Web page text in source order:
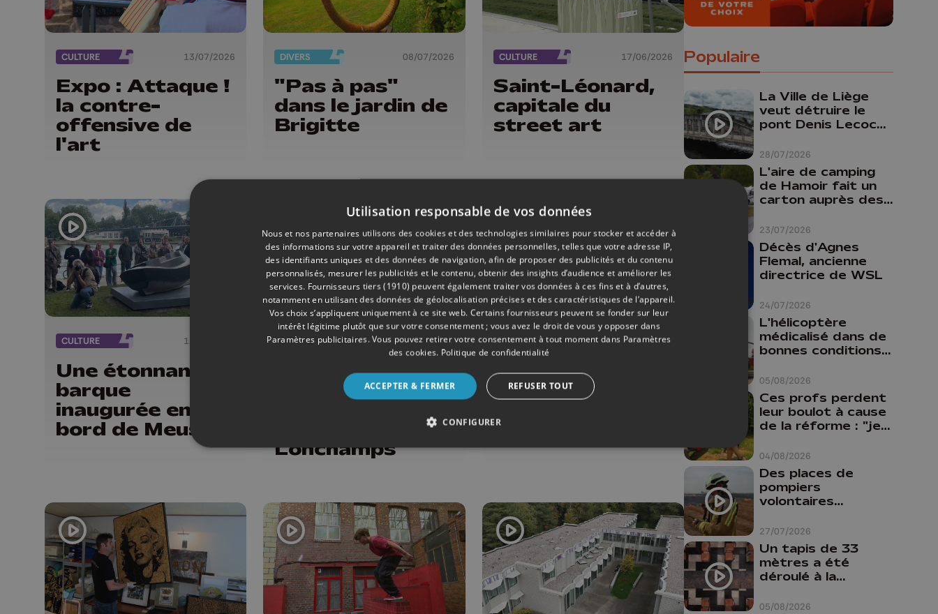
CULTURE 13/07/2026
Expo : Attaque !
la contre-
offensive de
l'art
DIVERS 08/07/2026
"Pas à pas"
dans le jardin de
Brigitte
CULTURE 17/06/2026
Saint-Léonard,
capitale du
street art
CULTURE 12/06/2026
Une étonnante
barque
inaugurée en
bord de Meuse
INFOS 08/04/2026
Nouvelle
pédagogie à
communale de
Lonchamps
CULTURE 02/04/2026
25 ans de BD en
une exposition à
Liège
Populaire
28/07/2026
La Ville de Liège
veut détruire le
pont Denis Lecocq
budget pour le
faire
23/07/2026
L'aire de camping
de Hamoir fait un
carton auprès des
24/07/2026
Décès d'Agnes
Flemal, ancienne
directrice de WSL
05/08/2026
L'hélicoptère
médicalisé dans de
bonnes conditions à
04/08/2026
Ces profs perdent
leur boulot à cause
de la réforme : "je
comme prof que
comme
pharmacienne"
27/07/2026
Des places de
pompiers
volontaires
province de Liège :
"Un citoyen qui
n'est formé ne
peut pas nous
aider"
05/08/2026
Un tapis de 33
mètres a été
déroulé à la
Liège
Utilisation responsable de vos données
Nous et nos partenaires utilisons des cookies et des technologies similaires pour stocker et accéder à
des informations sur votre appareil et traiter des données personnelles, telles que votre adresse IP,
des identifiants uniques et des données de navigation, afin de proposer des publicités et du contenu
personnalisés, mesurer les publicités et le contenu, obtenir des insights d’audience et améliorer les
services. Fournisseurs tiers (1910) peuvent également traiter vos données à ces fins et à d’autres,
notamment en utilisant des données de géolocalisation précises et des caractéristiques de l’appareil.
Vos choix s’appliquent uniquement à ce site web. Certains fournisseurs peuvent se fonder sur leur
intérêt légitime plutôt que sur votre consentement ; vous avez le droit de vous y opposer dans
Paramètres publicitaires. Vous pouvez retirer votre consentement à tout moment dans Paramètres
des cookies. Politique de confidentialité
ACCEPTER & FERMER REFUSER TOUT
CONFIGURER